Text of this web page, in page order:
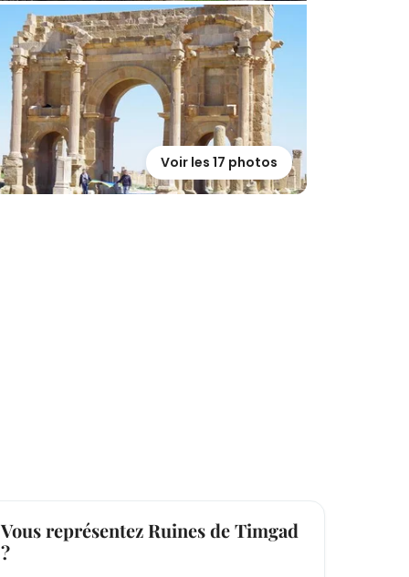
Voir les 17 photos
Vous représentez Ruines de Timgad
?